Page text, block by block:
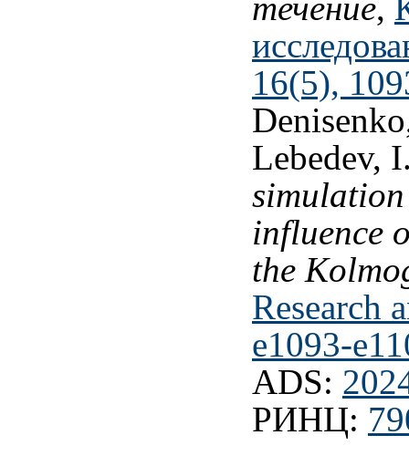
течение,
16(5),
Lebedev,
influence
the
Research
e1093-
ADS:
РИНЦ: